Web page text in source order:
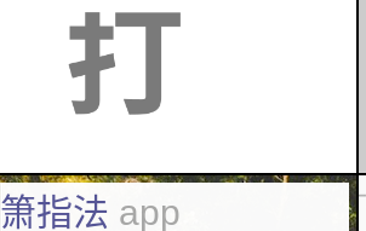
箫指法 app